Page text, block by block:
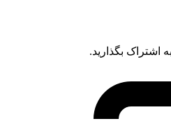
اشتراک بگذارید.